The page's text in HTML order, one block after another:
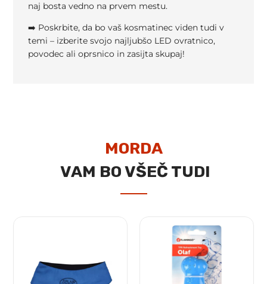
naj bosta vedno na prvem mestu.
➡️ Poskrbite, da bo vaš kosmatinec viden tudi v
temi – izberite svojo najljubšo LED ovratnico,
povodec ali oprsnico in zasijta skupaj!
MORDA
VAM BO VŠEČ TUDI